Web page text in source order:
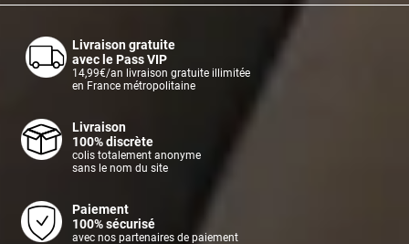
Livraison gratuite
avec le Pass VIP
14,99€/an livraison gratuite illimitée
en France métropolitaine
Livraison
100% discrète
colis totalement anonyme
sans le nom du site
Paiement
100% sécurisé
avec nos partenaires de paiement